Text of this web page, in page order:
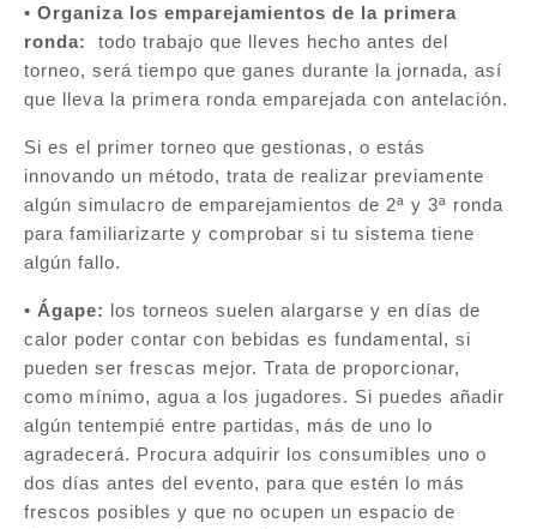
• Organiza los emparejamientos de la primera
ronda: todo trabajo que lleves hecho antes del
torneo, será tiempo que ganes durante la jornada, así
que lleva la primera ronda emparejada con antelación.
Si es el primer torneo que gestionas, o estás
innovando un método, trata de realizar previamente
algún simulacro de emparejamientos de 2ª y 3ª ronda
para familiarizarte y comprobar si tu sistema tiene
algún fallo.
• Ágape: los torneos suelen alargarse y en días de
calor poder contar con bebidas es fundamental, si
pueden ser frescas mejor. Trata de proporcionar,
como mínimo, agua a los jugadores. Si puedes añadir
algún tentempié entre partidas, más de uno lo
agradecerá. Procura adquirir los consumibles uno o
dos días antes del evento, para que estén lo más
frescos posibles y que no ocupen un espacio de